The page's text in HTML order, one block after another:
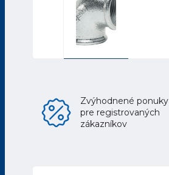
Zvýhodnené ponuky
pre registrovaných
zákazníkov